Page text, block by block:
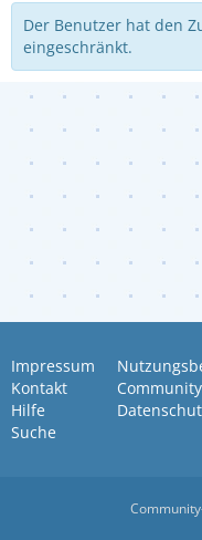
Der Benutzer hat den
eingeschränkt.
Impressum
Kontakt
Hilfe
Suche